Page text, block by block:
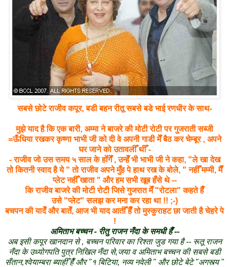
सबसे छोटे राजीव कपूर, बडी बहन रीतू सबसे बडे भाई रणधीर के साथ-
मुझे याद है कि एक बारी, अम्मा ने बाजरे की मोटी रोटी पर गुजराती सब्जी
=ऊँधिया रखकर कृष्णा भाभी जी को दी वे अपनी गाडी मेँबैठ कर चेम्बूर , अपने
घर जाने को उतावलीँ थीँ -
- राजीव जो उस समय ५ साल के होँगेँ , उन्हेँ भी भाभी जी ने कहा, "ले खा देख
तो कितनी स्वाद है ये " तो राजीव अपने मुँह पे हाथ रख के बोले, " नहीँ मम्मी, मैँ
प्लेट नहीँ खाता " और हम सभी खूब हँसे थे --
कि राजीव बाजरे की मोटी रोटी जिसे गुजरात मेँ "रोटला" कहते हैँ
उसे "प्लेट" सलझ कर मना कर रहा था !! ;-)
बचपन की यादेँ और बातेँ, आज भी याद आतीँ हैँ तो मुस्कुराहट छा जाती है चेहरे पे
!
अमिताभ बच्चन - रीतु राजन नँदा के समधी हैँ --
अब इसी कपूर खानदान से , बच्चन परिवार का रिश्ता जुड गया है -- रूतू राजन
नँदा के उध्योगपति पुत्र निखिल नँदा से,जया व अमिताभ बच्चन की सबसे बडी
सँतान,श्वेयाम्बरा ब्याहीँ हैँ और "१ बिटिया, नव्य नवेली " और छोटे बेटे "अगस्त्य "